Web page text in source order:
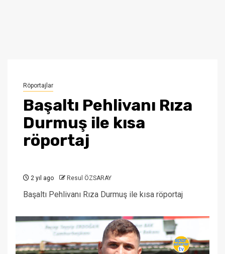
Röportajlar
Başaltı Pehlivanı Rıza
Durmuş ile kısa
röportaj
2 yıl ago Resul ÖZSARAY
Başaltı Pehlivanı Rıza Durmuş ile kısa röportaj